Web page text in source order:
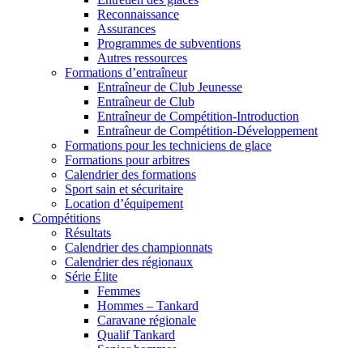
Reconnaissance
Assurances
Programmes de subventions
Autres ressources
Formations d’entraîneur
Entraîneur de Club Jeunesse
Entraîneur de Club
Entraîneur de Compétition-Introduction
Entraîneur de Compétition-Développement
Formations pour les techniciens de glace
Formations pour arbitres
Calendrier des formations
Sport sain et sécuritaire
Location d’équipement
Compétitions
Résultats
Calendrier des championnats
Calendrier des régionaux
Série Élite
Femmes
Hommes – Tankard
Caravane régionale
Qualif Tankard